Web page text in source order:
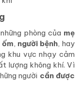
phòng của mẹ
ốm, người bệnh, hay
khu vực nhạy cảm
lượng không khí. Vì
người cần được